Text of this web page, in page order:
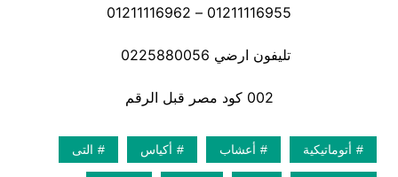
01211116955 – 01211116962
تليفون ارضي 0225880056
002 كود مصر قبل الرقم
أتوماتيكية أعشاب أكياس التى